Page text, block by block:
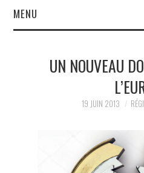
MENU
BRÈVESUN NOUVEAU
19 JUIN 2013